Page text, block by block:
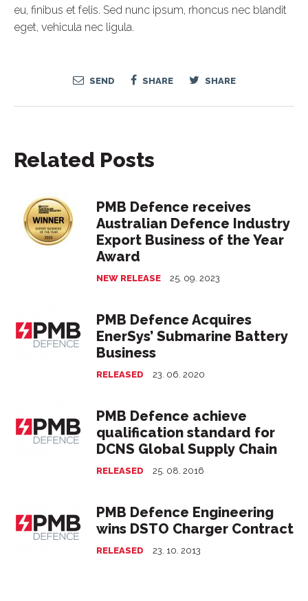
eu, finibus et felis. Sed nunc ipsum, rhoncus nec blandit
eget, vehicula nec ligula.
SEND SHARE SHARE
Related Posts
PMB Defence receives
Australian Defence Industry
Export Business of the Year
Award
NEW RELEASE 25. 09. 2023
PMB Defence Acquires
EnerSys’ Submarine Battery
Business
RELEASED 23. 06. 2020
PMB Defence achieve
qualification standard for
DCNS Global Supply Chain
RELEASED 25. 08. 2016
PMB Defence Engineering
wins DSTO Charger Contract
RELEASED 23. 10. 2013